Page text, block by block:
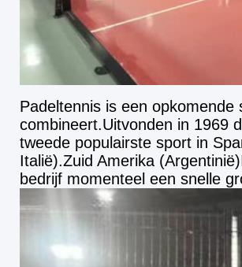
Padeltennis is een
combineert.Uitvonden in 1969
tweede populairste sport in
Italië).Zuid Amerika
bedrijf momenteel een snelle